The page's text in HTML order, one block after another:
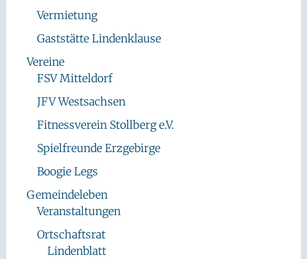
Vermietung
Gaststätte Lindenklause
Vereine
FSV Mitteldorf
JFV Westsachsen
Fitnessverein Stollberg e.V.
Spielfreunde Erzgebirge
Boogie Legs
Gemeindeleben
Veranstaltungen
Ortschaftsrat
Lindenblatt